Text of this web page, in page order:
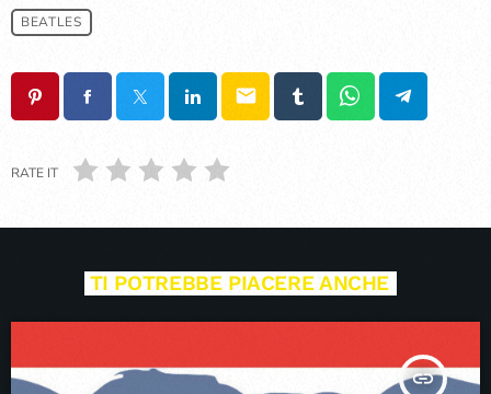
BEATLES
email
RATE IT
TI POTREBBE PIACERE ANCHE
insert_link